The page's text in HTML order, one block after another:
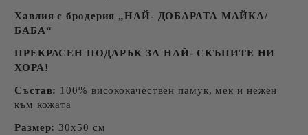
Хавлия с бродерия „НАЙ- ДОБАРАТА МАЙКА/
БАБА“
ПРЕКРАСЕН ПОДАРЪК ЗА НАЙ- СКЪПИТЕ НИ
ХОРА!
Състав: 100% висококачествен памук, мек и нежен
към кожата
Размер: 30x50 см